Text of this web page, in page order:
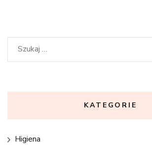
Szukaj:
KATEGORIE
Higiena